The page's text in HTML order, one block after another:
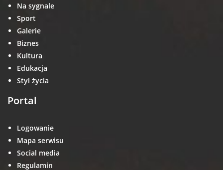
Na sygnale
Sport
Galerie
Biznes
Kultura
Edukacja
Styl życia
Portal
Logowanie
Mapa serwisu
Social media
Regulamin